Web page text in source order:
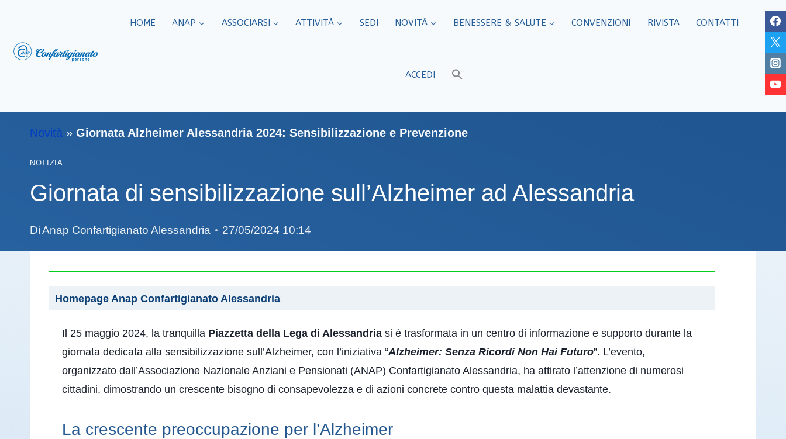
HOME ANAP ASSOCIARSI ATTIVITÀ SEDI​ NOVITÀ BENESSERE & SALUTE CONVENZIONI RIVISTA CONTATTI
ACCEDI
Novità » Giornata Alzheimer Alessandria 2024: Sensibilizzazione e Prevenzione
NOTIZIA
Giornata di sensibilizzazione sull’Alzheimer ad Alessandria
DiAnap Confartigianato Alessandria 27/05/2024 10:14
Homepage Anap Confartigianato Alessandria
Il 25 maggio 2024, la tranquilla Piazzetta della Lega di Alessandriasi è trasformata in un centro di informazione e supporto durante la
giornata dedicata alla sensibilizzazione sull’Alzheimer, con l’iniziativa “Alzheimer: Senza Ricordi Non Hai Futuro”. L’evento,
organizzato dall’Associazione Nazionale Anziani e Pensionati (ANAP) Confartigianato Alessandria, ha attirato l’attenzione di numerosi
cittadini, dimostrando un crescente bisogno di consapevolezza e di azioni concrete contro questa malattia devastante.
La crescente preoccupazione per l’Alzheimer